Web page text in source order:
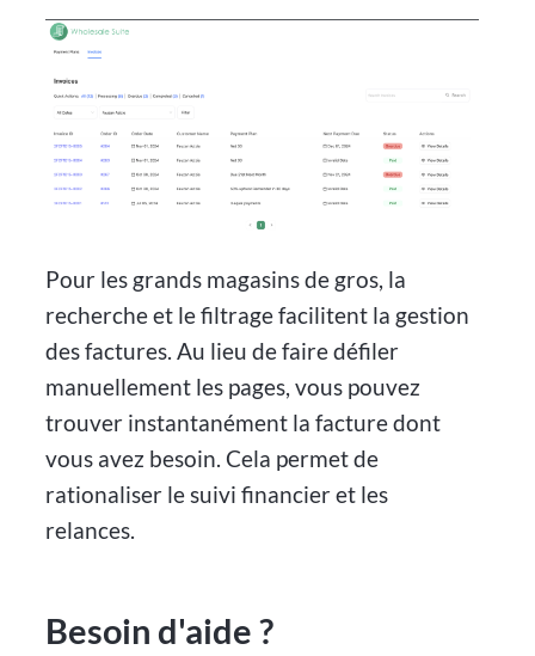
Pour les grands magasins de gros, la
recherche et le filtrage facilitent la gestion
des factures. Au lieu de faire défiler
manuellement les pages, vous pouvez
trouver instantanément la facture dont
vous avez besoin. Cela permet de
rationaliser le suivi financier et les
relances.
Besoin d'aide ?